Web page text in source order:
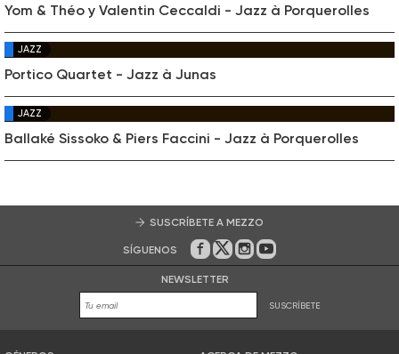
Yom & Théo y Valentin Ceccaldi - Jazz à Porquerolles
JAZZ
Portico Quartet - Jazz à Junas
JAZZ
Ballaké Sissoko & Piers Faccini - Jazz à Porquerolles
SUSCRÍBETE A MEZZO
SÍGUENOS En Facebook
En Twitter
En Instagram
En Youtube
NEWSLETTER
SUSCRÍBETE